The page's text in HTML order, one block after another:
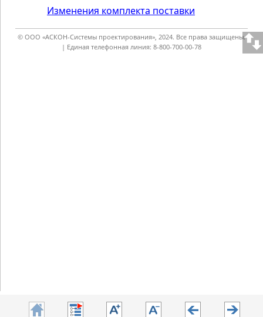
Изменения комплекта поставки
© ООО «АСКОН-Системы проектирования», 2024. Все права защищены.
| Единая телефонная линия: 8-800-700-00-78